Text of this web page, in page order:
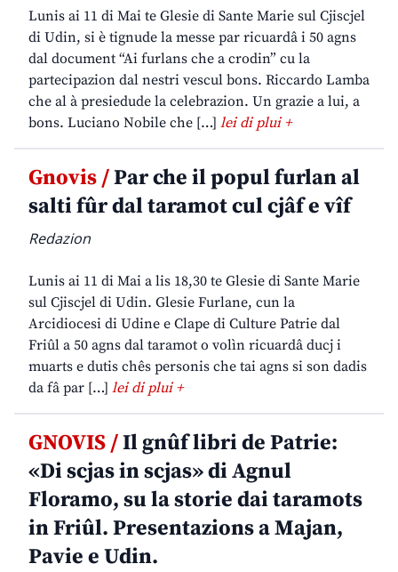
Lunis ai 11 di Mai te Glesie di Sante Marie sul Cjiscjel
di Udin, si è tignude la messe par ricuardâ i 50 agns
dal document “Ai furlans che a crodin” cu la
partecipazion dal nestri vescul bons. Riccardo Lamba
che al à presiedude la celebrazion. Un grazie a lui, a
bons. Luciano Nobile che […] lei di plui +
Gnovis /Par che il popul furlan al
salti fûr dal taramot cul cjâf e vîf
Redazion
Lunis ai 11 di Mai a lis 18,30 te Glesie di Sante Marie
sul Cjiscjel di Udin. Glesie Furlane, cun la
Arcidiocesi di Udine e Clape di Culture Patrie dal
Friûl a 50 agns dal taramot o volìn ricuardâ ducj i
muarts e dutis chês personis che tai agns si son dadis
da fâ par […] lei di plui +
GNOVIS /Il gnûf libri de Patrie:
«Di scjas in scjas» di Agnul
Floramo, su la storie dai taramots
in Friûl. Presentazions a Majan,
Pavie e Udin.